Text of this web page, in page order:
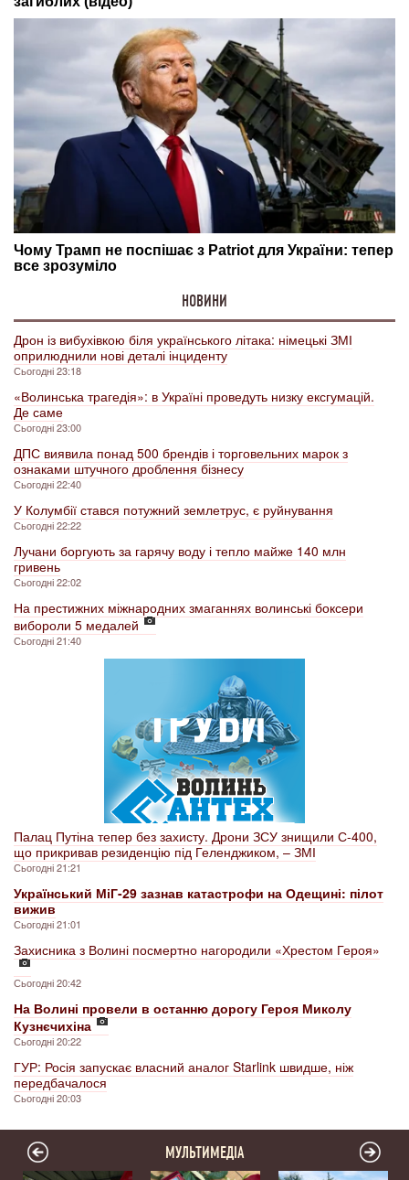
НОВИНИ
Дрон із вибухівкою біля українського літака: німецькі ЗМІ
оприлюднили нові деталі інциденту
Сьогодні 23:18
«Волинська трагедія»: в Україні проведуть низку ексгумацій.
Де саме
Сьогодні 23:00
ДПС виявила понад 500 брендів і торговельних марок з
ознаками штучного дроблення бізнесу
Сьогодні 22:40
У Колумбії стався потужний землетрус, є руйнування
Сьогодні 22:22
Лучани боргують за гарячу воду і тепло майже 140 млн
гривень
Сьогодні 22:02
На престижних міжнародних змаганнях волинські боксери
вибороли 5 медалей
Сьогодні 21:40
Палац Путіна тепер без захисту. Дрони ЗСУ знищили С-400,
що прикривав резиденцію під Геленджиком, – ЗМІ
Сьогодні 21:21
Український МіГ-29 зазнав катастрофи на Одещині: пілот
вижив
Сьогодні 21:01
Захисника з Волині посмертно нагородили «Хрестом Героя»
Сьогодні 20:42
На Волині провели в останню дорогу Героя Миколу
Кузнєчихіна
Сьогодні 20:22
ГУР: Росія запускає власний аналог Starlink швидше, ніж
передбачалося
Сьогодні 20:03
МУЛЬТИМЕДІА